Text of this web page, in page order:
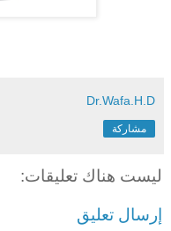
Dr.Wafa.H.D
مشاركة
ليست هناك تعليقات:
إرسال تعليق